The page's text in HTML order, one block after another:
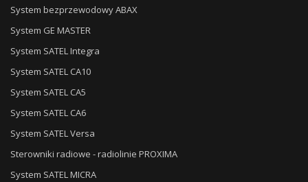
System bezprzewodowy ABAX
System GE MASTER
System SATEL Integra
System SATEL CA10
System SATEL CA5
System SATEL CA6
System SATEL Versa
Sterowniki radiowe - radiolinie PROXIMA
System SATEL MICRA